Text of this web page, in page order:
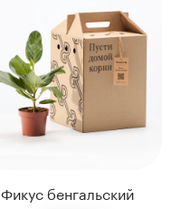
Фикус бенгальский